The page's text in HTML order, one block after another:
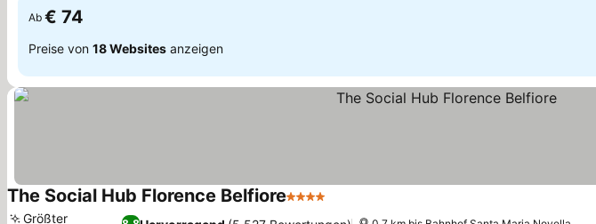
Ab € 74
Preise von 18 Websites anzeigen
The Social Hub Florence Belfiore4 Sterne
Größter